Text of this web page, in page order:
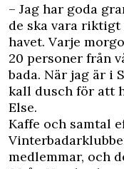
– Jag har goda
de ska vara
havet. Varje
20 personer från
bada. När jag är i
kall dusch för att
Else.
Kaffe och samtal
medlemmar, och